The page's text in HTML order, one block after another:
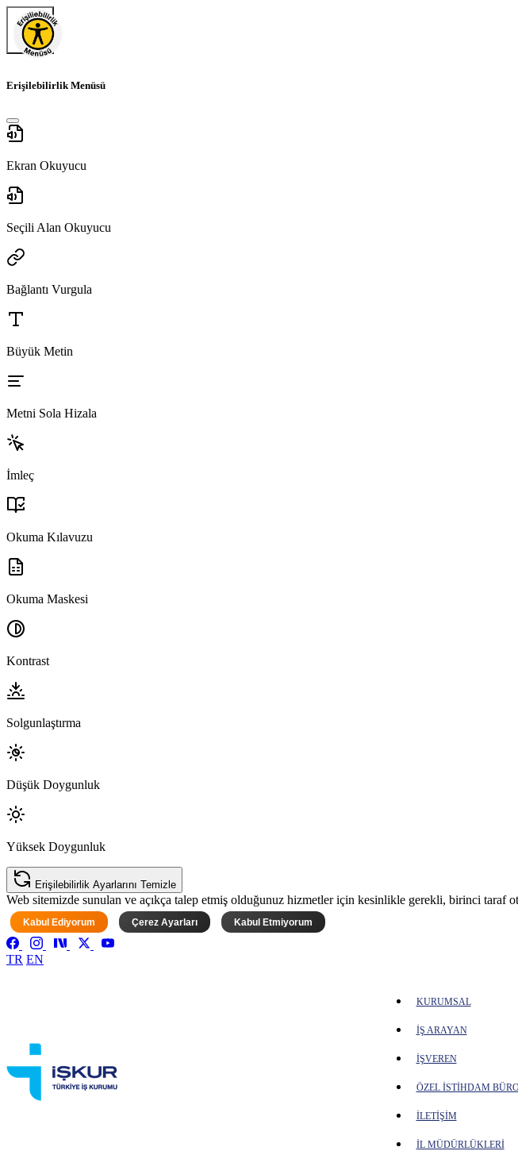
Erişilebilirlik Menüsü
Ekran Okuyucu
Seçili Alan Okuyucu
Bağlantı Vurgula
Büyük Metin
Metni Sola Hizala
İmleç
Okuma Kılavuzu
Okuma Maskesi
Kontrast
Solgunlaştırma
Düşük Doygunluk
Yüksek Doygunluk
Erişilebilirlik Ayarlarını Temizle
Web sitemizde sunulan ve açıkça talep etmiş olduğunuz hizmetler için kesinlikle gerekli, birinci taraf
Kabul Ediyorum Çerez Ayarları Kabul Etmiyorum
TR EN
KURUMSAL
İŞ ARAYAN
İŞVEREN
ÖZEL İSTİHDAM
İLETİŞİM
İL MÜDÜRLÜKLERİ